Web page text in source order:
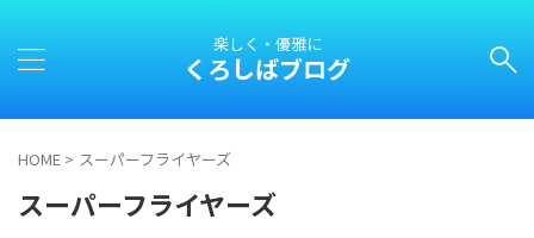
楽しく・優雅に
くろしばブログ
HOME > スーパーフライヤーズ
スーパーフライヤーズ